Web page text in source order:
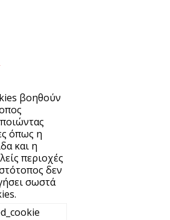
βοηθούν
όπως η
και η
περιοχές
δεν
σωστά